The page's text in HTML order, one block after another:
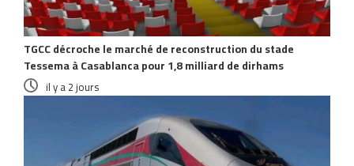
TGCC décroche le marché de reconstruction du stade
Tessema à Casablanca pour 1,8 milliard de dirhams
il y a 2 jours